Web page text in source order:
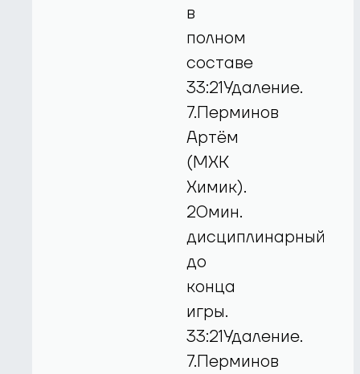
в
полном
составе
33:21Удаление.
7.Перминов
Артём
(МХК
Химик).
20мин.
дисциплинарный
до
конца
игры.
33:21Удаление.
7.Перминов